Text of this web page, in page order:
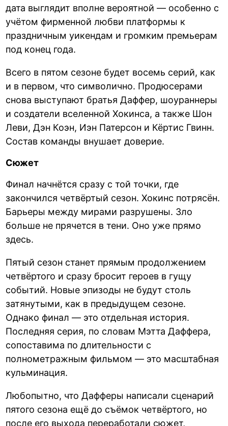
дата выглядит вполне вероятной — особенно с
учётом фирменной любви платформы к
праздничным уикендам и громким премьерам
под конец года.
Всего в пятом сезоне будет восемь серий, как
и в первом, что символично. Продюсерами
снова выступают братья Даффер, шоураннеры
и создатели вселенной Хокинса, а также Шон
Леви, Дэн Коэн, Иэн Патерсон и Кёртис Гвинн.
Состав команды внушает доверие.
Сюжет
Финал начнётся сразу с той точки, где
закончился четвёртый сезон. Хокинс потрясён.
Барьеры между мирами разрушены. Зло
больше не прячется в тени. Оно уже прямо
здесь.
Пятый сезон станет прямым продолжением
четвёртого и сразу бросит героев в гущу
событий. Новые эпизоды не будут столь
затянутыми, как в предыдущем сезоне.
Однако финал — это отдельная история.
Последняя серия, по словам Мэтта Даффера,
сопоставима по длительности с
полнометражным фильмом — это масштабная
кульминация.
Любопытно, что Дафферы написали сценарий
пятого сезона ещё до съёмок четвёртого, но
после его выхода переработали сюжет,